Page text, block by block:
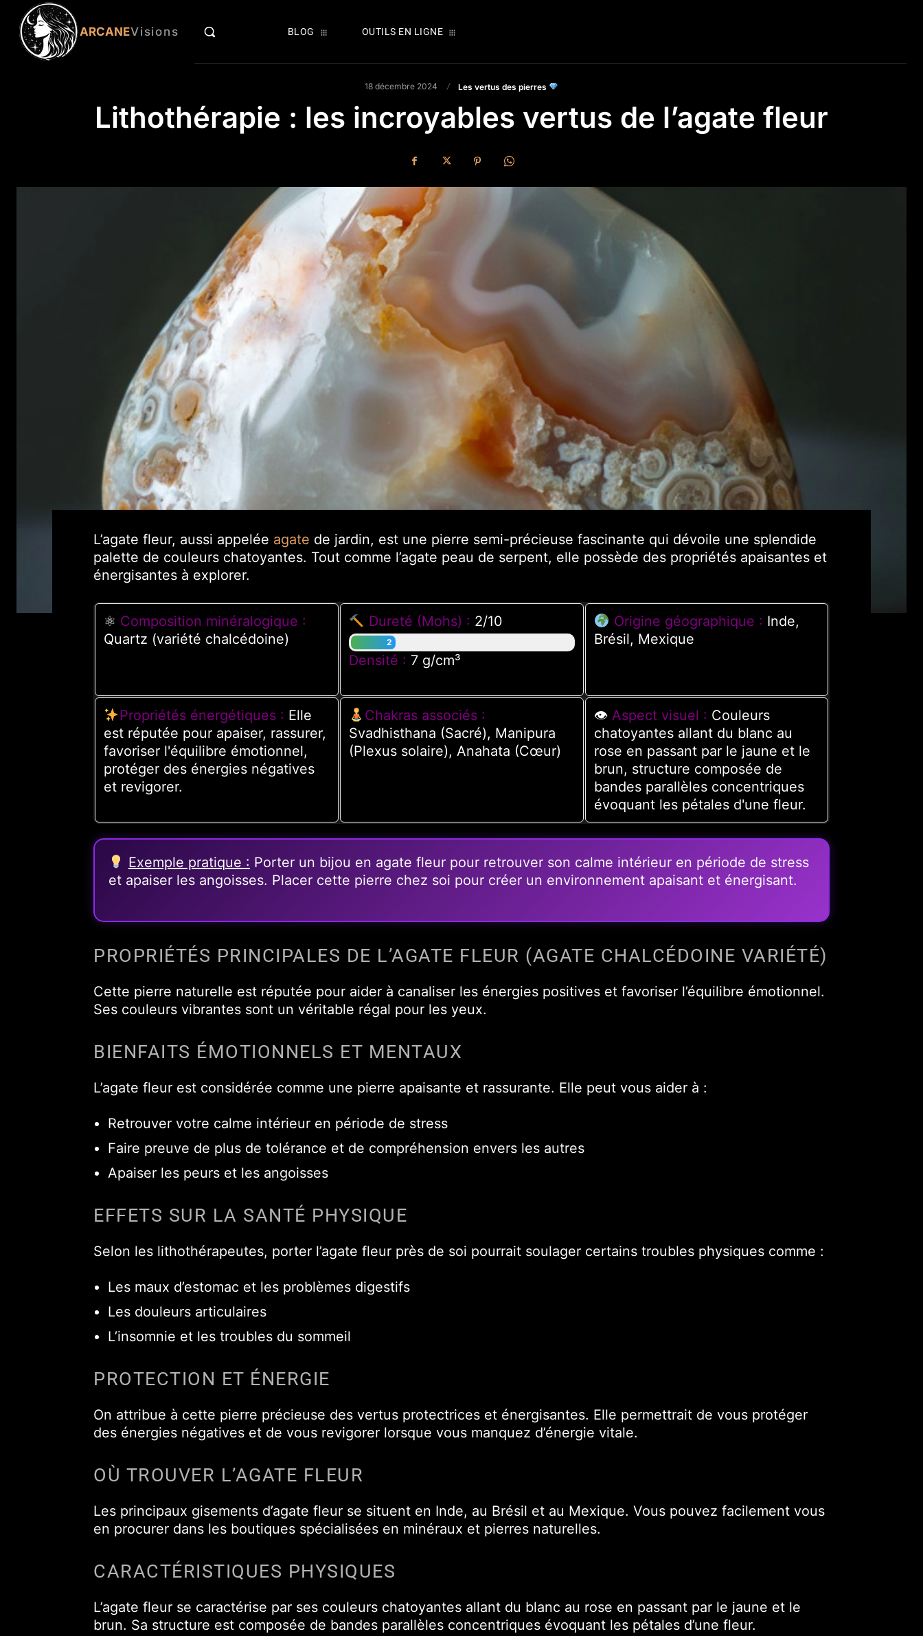
ARCANEVisions BLOG OUTILS EN LIGNE
18 décembre 2024 Les vertus des pierres
Lithothérapie : les incroyables vertus de l’agate fleur
L’agate fleur, aussi appelée agate de jardin, est une pierre semi-précieuse fascinante qui dévoile une splendide
palette de couleurs chatoyantes. Tout comme l’agate peau de serpent, elle possède des propriétés apaisantes et
énergisantes à explorer.
⚛ Composition minéralogique :
Quartz (variété chalcédoine)
Dureté (Mohs) : 2/10
2
Densité : 7 g/cm³
Origine géographique : Inde,
Brésil, Mexique
Propriétés énergétiques : Elle
est réputée pour apaiser, rassurer,
favoriser l'équilibre émotionnel,
protéger des énergies négatives
et revigorer.
Chakras associés :
Svadhisthana (Sacré), Manipura
(Plexus solaire), Anahata (Cœur)
👁 Aspect visuel : Couleurs
chatoyantes allant du blanc au
rose en passant par le jaune et le
brun, structure composée de
bandes parallèles concentriques
évoquant les pétales d'une fleur.
Exemple pratique : Porter un bijou en agate fleur pour retrouver son calme intérieur en période de stress
et apaiser les angoisses. Placer cette pierre chez soi pour créer un environnement apaisant et énergisant.
PROPRIÉTÉS PRINCIPALES DE L’AGATE FLEUR (AGATE CHALCÉDOINE VARIÉTÉ)
Cette pierre naturelle est réputée pour aider à canaliser les énergies positives et favoriser l’équilibre émotionnel.
Ses couleurs vibrantes sont un véritable régal pour les yeux.
BIENFAITS ÉMOTIONNELS ET MENTAUX
L’agate fleur est considérée comme une pierre apaisante et rassurante. Elle peut vous aider à :
Retrouver votre calme intérieur en période de stress
Faire preuve de plus de tolérance et de compréhension envers les autres
Apaiser les peurs et les angoisses
EFFETS SUR LA SANTÉ PHYSIQUE
Selon les lithothérapeutes, porter l’agate fleur près de soi pourrait soulager certains troubles physiques comme :
Les maux d’estomac et les problèmes digestifs
Les douleurs articulaires
L’insomnie et les troubles du sommeil
PROTECTION ET ÉNERGIE
On attribue à cette pierre précieuse des vertus protectrices et énergisantes. Elle permettrait de vous protéger
des énergies négatives et de vous revigorer lorsque vous manquez d’énergie vitale.
OÙ TROUVER L’AGATE FLEUR
Les principaux gisements d’agate fleur se situent en Inde, au Brésil et au Mexique. Vous pouvez facilement vous
en procurer dans les boutiques spécialisées en minéraux et pierres naturelles.
CARACTÉRISTIQUES PHYSIQUES
L’agate fleur se caractérise par ses couleurs chatoyantes allant du blanc au rose en passant par le jaune et le
brun. Sa structure est composée de bandes parallèles concentriques évoquant les pétales d’une fleur.